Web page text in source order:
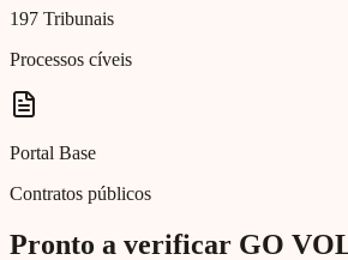
197 Tribunais
Processos cíveis
Portal Base
Contratos públicos
Pronto a verificar GO